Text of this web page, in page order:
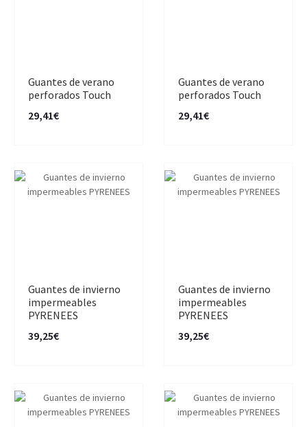
Guantes de verano
perforados Touch
29,41€
Guantes de verano
perforados Touch
29,41€
Guantes de invierno
impermeables
PYRENEES
39,25€
Guantes de invierno
impermeables
PYRENEES
39,25€